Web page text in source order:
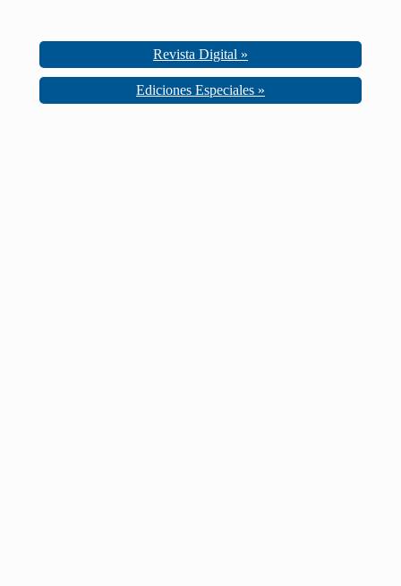
Revista Digital »
Ediciones Especiales »